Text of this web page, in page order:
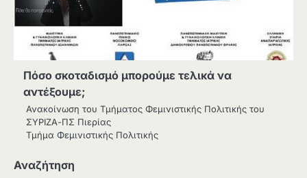
Πόσο σκοταδισμό μπορούμε τελικά να
αντέξουμε;
Ανακοίνωση του Τμήματος Φεμινιστικής Πολιτικής του
ΣΥΡΙΖΑ-ΠΣ Πιερίας
Τμήμα Φεμινιστικής Πολιτικής
Αναζήτηση